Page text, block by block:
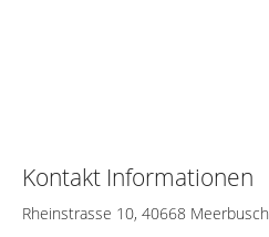
Kontakt Informationen
Rheinstrasse 10, 40668 Meerbusch